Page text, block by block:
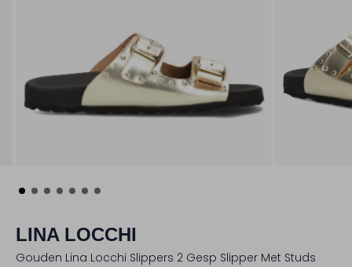
LINA LOCCHI
Gouden Lina Locchi Slippers 2 Gesp Slipper Met Studs